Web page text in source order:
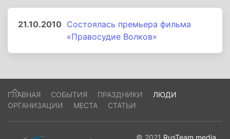
21.10.2010 Состоялась премьера фильма
«Правосудие Волков»
ГЛАВНАЯ СОБЫТИЯ ПРАЗДНИКИ
ЛЮДИ
ОРГАНИЗАЦИИ
МЕСТА СТАТЬИ
© 2021 RusTeam.media